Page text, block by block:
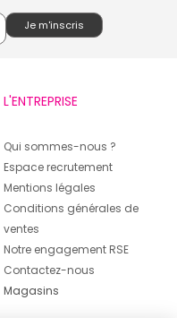
L'ENTREPRISE
Qui sommes-nous ?
Espace recrutement
Mentions légales
Conditions générales de
ventes
Notre engagement RSE
Contactez-nous
Magasins